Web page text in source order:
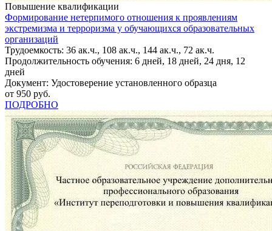
Повышение квалификации
Формирование нетерпимого отношения к проявлениям
экстремизма и терроризма у обучающихся образовательных
организаций
Трудоемкость: 36 ак.ч., 108 ак.ч., 144 ак.ч., 72 ак.ч.
Продолжительность обучения: 6 дней, 18 дней, 24 дня, 12
дней
Документ: Удостоверение установленного образца
от 950 руб.
ПОДРОБНО